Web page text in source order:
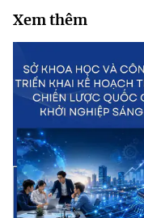
Xem thêm